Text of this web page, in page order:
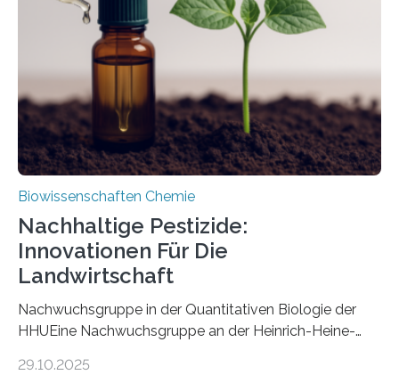
nun den Namen Cretosabethes primaevus. Dieser erste
fossile Nachweis einer Stechmückenlarve in Bernstein
stellt gleichzeitig den ersten Fossilfund einer
Mückenlarve aus dem Mesozoikum dar, denn…
Biowissenschaften Chemie
Nachhaltige Pestizide:
Innovationen Für Die
Landwirtschaft
Nachwuchsgruppe in der Quantitativen Biologie der
HHUEine Nachwuchsgruppe an der Heinrich-Heine-
fünf Jahren erforschen, wie Bakterien auf
29.10.2025